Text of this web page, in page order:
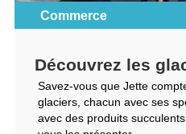
Commerce
Découvrez les
Savez-vous que Jette
glaciers, chacun avec ses
avec des produits